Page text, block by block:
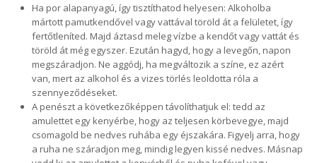
Ha por alapanyagú, így tisztíthatod helyesen: Alkoholba
mártott pamutkendővel vagy vattával töröld át a felületet, így
fertőtleníted. Majd áztasd meleg vízbe a kendőt vagy vattát és
töröld át még egyszer. Ezután hagyd, hogy a levegőn, napon
megszáradjon. Ne aggódj, ha megváltozik a színe, ez azért
van, mert az alkohol és a vizes törlés leoldotta róla a
szennyeződéseket.
A penészt a következőképpen távolíthatjuk el: tedd az
amulettet egy kenyérbe, hogy az teljesen körbevegye, majd
csomagold be nedves ruhába egy éjszakára. Figyelj arra, hogy
a ruha ne száradjon meg, mindig legyen kissé nedves. Másnap